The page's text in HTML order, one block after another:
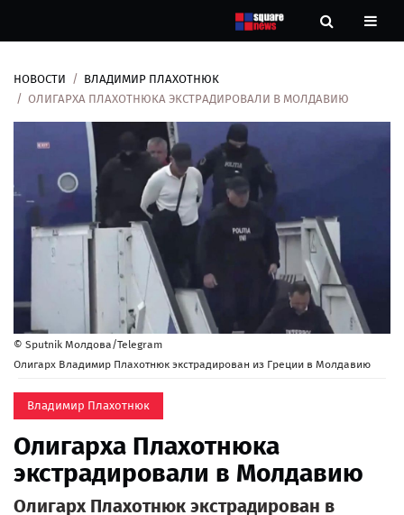
Новости
Рубрики
Контакты
нас
НОВОСТИ
ВЛАДИМИР ПЛАХОТНЮК
ОЛИГАРХА ПЛАХОТНЮКА ЭКСТРАДИРОВАЛИ В МОЛДАВИЮ
© Sputnik Молдова/Telegram
Олигарх Владимир Плахотнюк экстрадирован из Греции в Молдавию
Владимир Плахотнюк
Олигарха Плахотнюка
экстрадировали в Молдавию
Олигарх Плахотнюк экстрадирован в